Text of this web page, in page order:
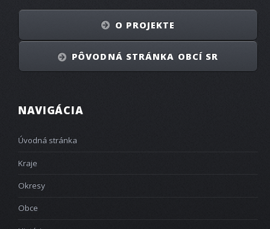
NAVIGÁCIA
Úvodná stránka
Kraje
Okresy
Obce
O PROJEKTE
PÔVODNÁ STRÁNKA OBCÍ SR